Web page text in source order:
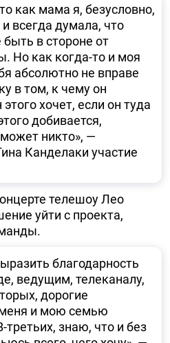
как мама я, безусловно,
всегда думала, что
в стороне от
Но как когда-то и моя
абсолютно не вправе
в том, к чему он
хочет, если он туда
добивается,
никто», —
Канделаки участие
телешоу Лео
уйти с проекта,
благодарность
ведущим, телеканалу,
дорогие
и мою семью
третьих, знаю, что и без